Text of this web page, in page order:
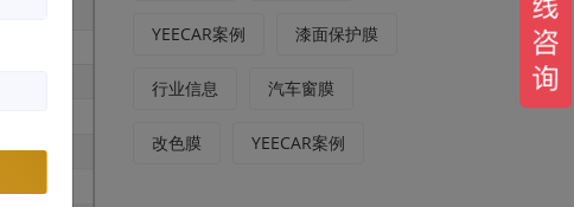
YEECAR案例 漆面保护膜
行业信息 汽车窗膜
改色膜 YEECAR案例